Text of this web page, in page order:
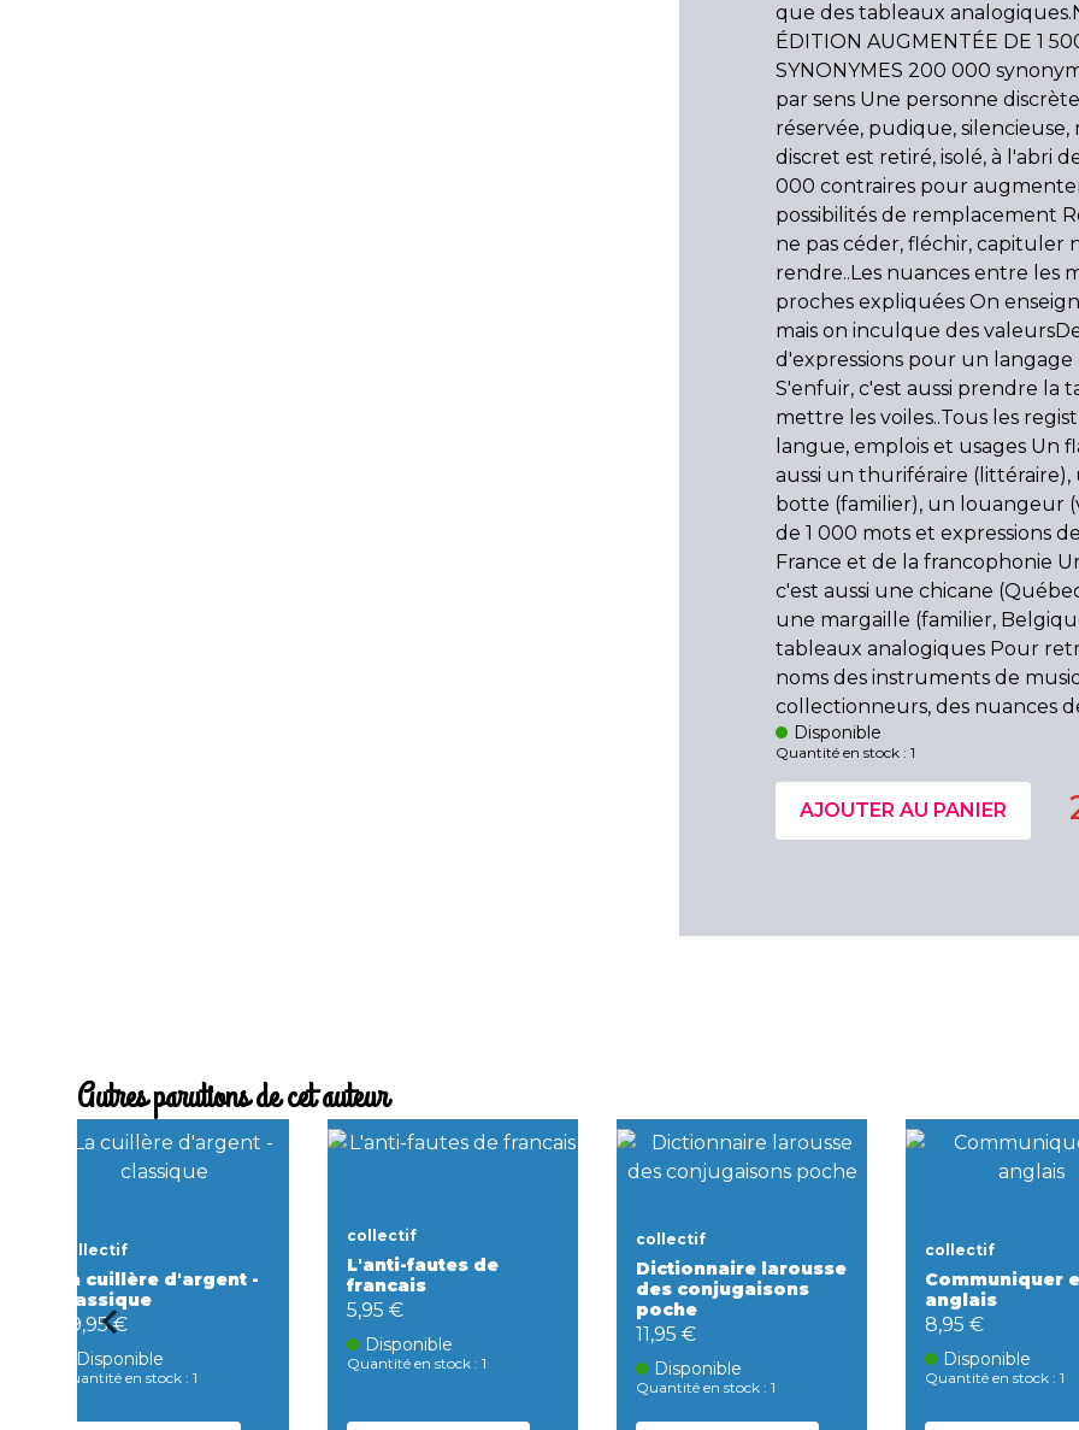
que des tableaux
ÉDITION AUGMENTÉE DE 1
SYNONYMES 200 000
par sens Une personne
réservée, pudique, silencieuse,
discret est retiré, isolé, à l'abri
000 contraires pour
possibilités de remplacement
ne pas céder, fléchir, capituler
rendre..Les nuances entre les
proches expliquées On
mais on inculque des
d'expressions pour un langage
S'enfuir, c'est aussi prendre la
mettre les voiles..Tous les
langue, emplois et usages Un
aussi un thuriféraire (littéraire),
botte (familier), un louangeur
de 1 000 mots et expressions
France et de la francophonie
c'est aussi une chicane
une margaille (familier,
tableaux analogiques Pour
noms des instruments de
collectionneurs, des nuances
Disponible
Quantité en stock : 1
AJOUTER AU PANIER
Autres parutions de cet auteur
collectif
La cuillère d'argent -
classique
49,95 €
Disponible
Quantité en stock : 1
collectif
L'anti-fautes de
francais
5,95 €
Disponible
Quantité en stock : 1
collectif
Dictionnaire larousse
des conjugaisons
poche
11,95 €
Disponible
Quantité en stock : 1
collectif
Communiquer
anglais
8,95 €
Disponible
Quantité en stock : 1